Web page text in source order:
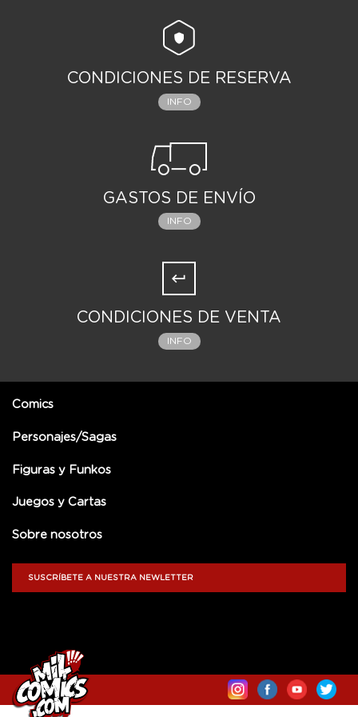
CONDICIONES DE RESERVA
INFO
GASTOS DE ENVÍO
INFO
CONDICIONES DE VENTA
INFO
Comics
Personajes/Sagas
Figuras y Funkos
Juegos y Cartas
Sobre nosotros
SUSCRÍBETE A NUESTRA NEWLETTER